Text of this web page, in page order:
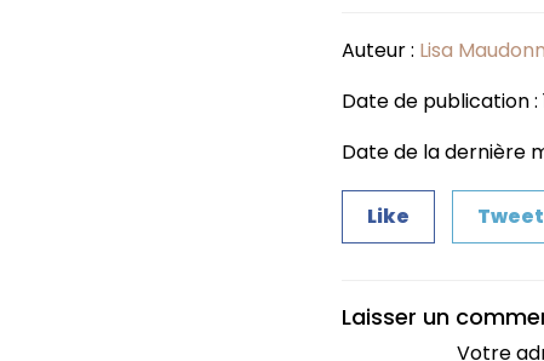
Auteur : Lisa
Date de publication :
Date de la dernière
Like Tweet
Laisser un
Votre